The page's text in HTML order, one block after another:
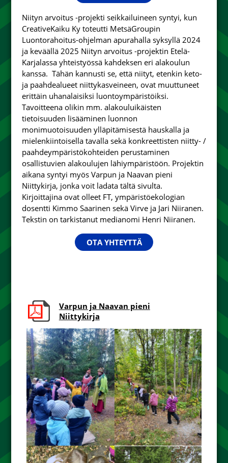
Niityn arvoitus -projekti seikkailuineen syntyi, kun
CreativeKaiku Ky toteutti MetsäGroupin
Luontorahoitus-ohjelman apurahalla syksyllä 2024
ja keväällä 2025 Niityn arvoitus -projektin Etelä-
Karjalassa yhteistyössä kahdeksen eri alakoulun
kanssa. Tähän kannusti se, että niityt, etenkin keto-
ja paahdealueet niittykasveineen, ovat muuttuneet
erittäin uhanalaisiksi luontoympäristöiksi.
Tavoitteena olikin mm. alakouluikäisten
tietoisuuden lisääminen luonnon
monimuotoisuuden ylläpitämisestä hauskalla ja
mielenkiintoisella tavalla sekä konkreettisten niitty- /
paahdeympäristökohteiden perustaminen
osallistuvien alakoulujen lähiympäristöön. Projektin
aikana syntyi myös Varpun ja Naavan pieni
Niittykirja, jonka voit ladata tältä sivulta.
Kirjoittajina ovat olleet FT, ympäristöekologian
dosentti Kimmo Saarinen sekä Virve ja Jari Niiranen.
Tekstin on tarkistanut medianomi Henri Niiranen.
OTA YHTEYTTÄ
Varpun ja Naavan pieni
Niittykirja